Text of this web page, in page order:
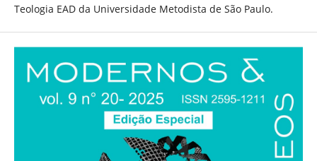
Teologia EAD da Universidade Metodista de São Paulo.